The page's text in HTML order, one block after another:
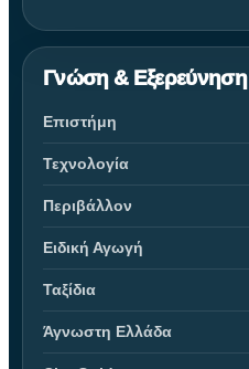
Γνώση & Εξερεύνηση
Επιστήμη
Τεχνολογία
Περιβάλλον
Ειδική Αγωγή
Ταξίδια
Άγνωστη Ελλάδα